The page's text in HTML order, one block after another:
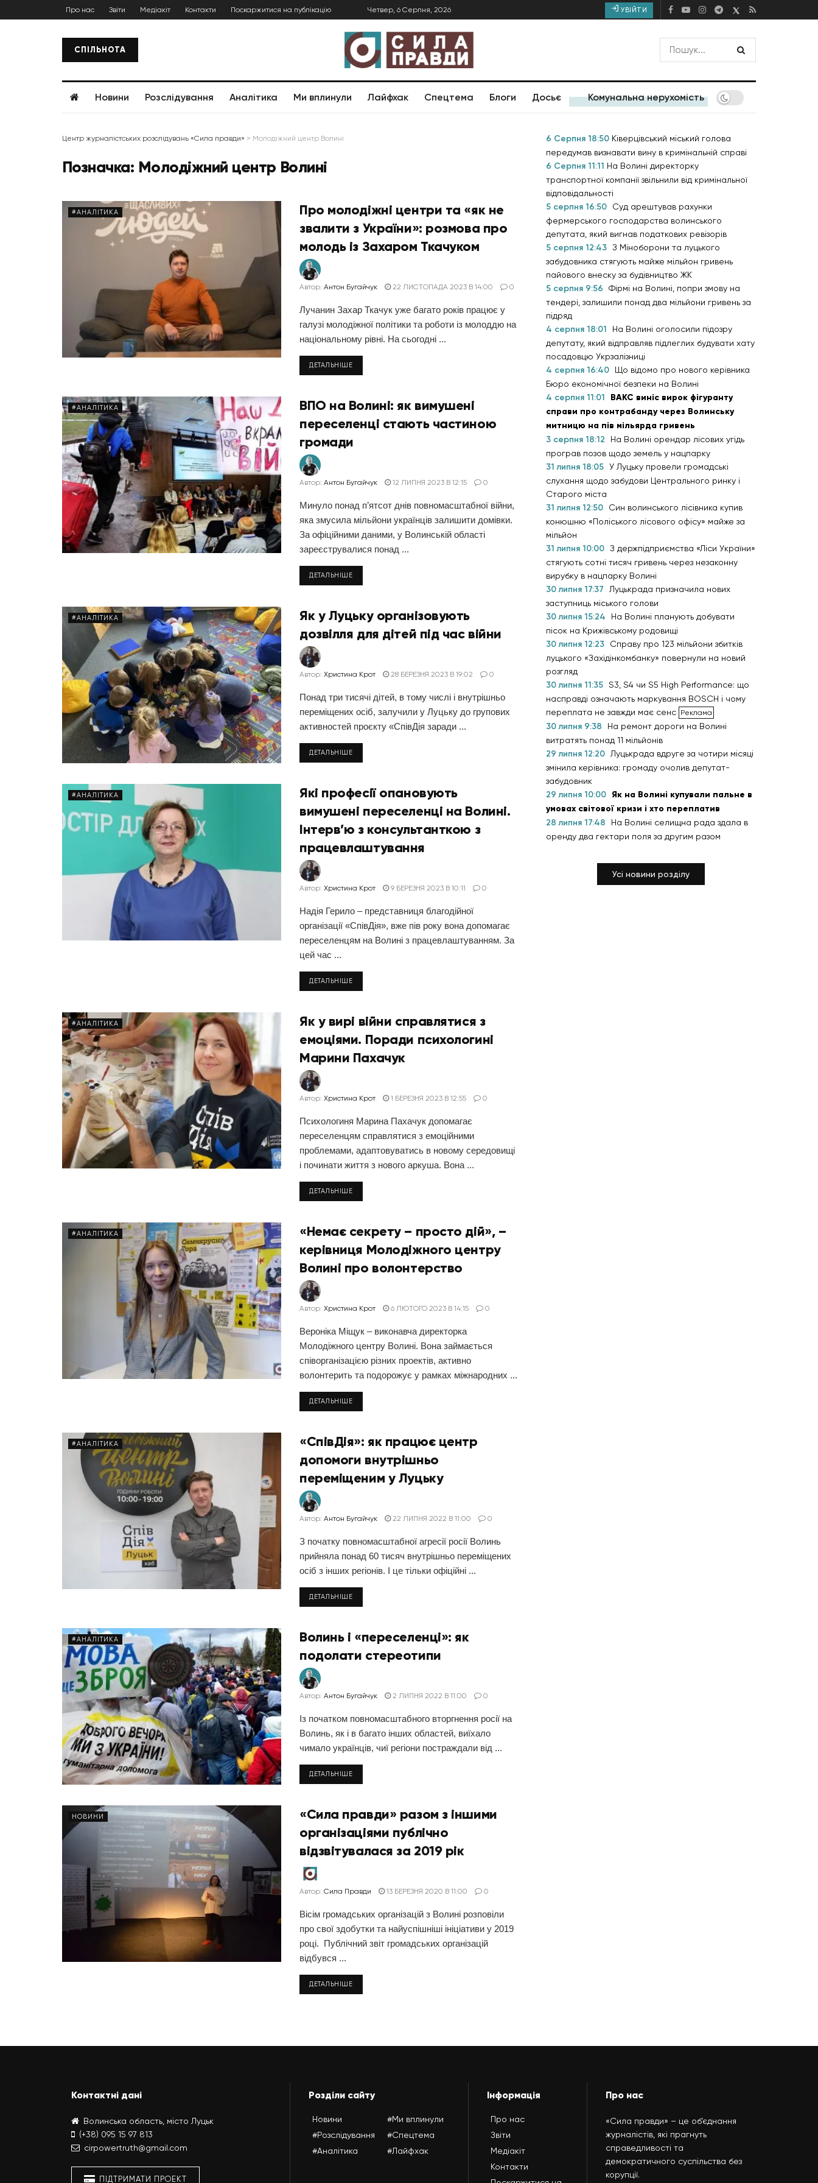
Про нас Звіти Медіакіт Контакти Поскаржитися на публікацію Четвер, 6 Серпня, 2026 УВІЙТИ
СПІЛЬНОТА
Новини Розслідування Аналітика Ми вплинули Лайфхак Спецтема Блоги Досьє Комунальна нерухомість
Центр журналістських розслідувань «Сила правди» > Молодіжний центр Волині
Позначка: Молодіжний центр Волині
#АНАЛІТИКА
Про молодіжні центри та «як не
звалити з України»: розмова про
молодь із Захаром Ткачуком
Автор: Антон Бугайчук 22 ЛИСТОПАДА 2023 В 14:00 0
Лучанин Захар Ткачук уже багато років працює у
галузі молодіжної політики та роботи із молоддю на
національному рівні. На сьогодні ...
ДЕТАЛЬНІШЕ
#АНАЛІТИКА
ВПО на Волині: як вимушені
переселенці стають частиною
громади
Автор: Антон Бугайчук 12 ЛИПНЯ 2023 В 12:15 0
Минуло понад п’ятсот днів повномасштабної війни,
яка змусила мільйони українців залишити домівки.
За офіційними даними, у Волинській області
зареєструвалися понад ...
ДЕТАЛЬНІШЕ
#АНАЛІТИКА
Як у Луцьку організовують
дозвілля для дітей під час війни
Автор: Христина Крот 28 БЕРЕЗНЯ 2023 В 19:02 0
Понад три тисячі дітей, в тому числі і внутрішньо
переміщених осіб, залучили у Луцьку до групових
активностей проєкту «СпівДія заради ...
ДЕТАЛЬНІШЕ
#АНАЛІТИКА
Які професії опановують
вимушені переселенці на Волині.
Інтерв’ю з консультанткою з
працевлаштування
Автор: Христина Крот 9 БЕРЕЗНЯ 2023 В 10:11 0
Надія Герило – представниця благодійної
організації «СпівДія», вже пів року вона допомагає
переселенцям на Волині з працевлаштуванням. За
цей час ...
ДЕТАЛЬНІШЕ
#АНАЛІТИКА
Як у вирі війни справлятися з
емоціями. Поради психологині
Марини Пахачук
Автор: Христина Крот 1 БЕРЕЗНЯ 2023 В 12:55 0
Психологиня Марина Пахачук допомагає
переселенцям справлятися з емоційними
проблемами, адаптовуватись в новому середовищі
і починати життя з нового аркуша. Вона ...
ДЕТАЛЬНІШЕ
#АНАЛІТИКА
«Немає секрету – просто дій», –
керівниця Молодіжного центру
Волині про волонтерство
Автор: Христина Крот 6 ЛЮТОГО 2023 В 14:15 0
Вероніка Міщук – виконавча директорка
Молодіжного центру Волині. Вона займається
співорганізацією різних проектів, активно
волонтерить та подорожує у рамках міжнародних ...
ДЕТАЛЬНІШЕ
#АНАЛІТИКА
«СпівДія»: як працює центр
допомоги внутрішньо
переміщеним у Луцьку
Автор: Антон Бугайчук 22 ЛИПНЯ 2022 В 11:00 0
З початку повномасштабної агресії росії Волинь
прийняла понад 60 тисяч внутрішньо переміщених
осіб з інших регіонів. І це тільки офіційні ...
ДЕТАЛЬНІШЕ
#АНАЛІТИКА
Волинь і «переселенці»: як
подолати стереотипи
Автор: Антон Бугайчук 2 ЛИПНЯ 2022 В 11:00 0
Із початком повномасштабного вторгнення росії на
Волинь, як і в багато інших областей, виїхало
чимало українців, чиї регіони постраждали від ...
ДЕТАЛЬНІШЕ
НОВИНИ
«Сила правди» разом з іншими
організаціями публічно
відзвітувалася за 2019 рік
Автор: Сила Правди 13 БЕРЕЗНЯ 2020 В 11:00 0
Вісім громадських організацій з Волині розповіли
про свої здобутки та найуспішніші ініціативи у 2019
році. Публічний звіт громадських організацій
відбувся ...
ДЕТАЛЬНІШЕ
6 Серпня 18:50 Ківерцівський міський голова
передумав визнавати вину в кримінальній справі
6 Серпня 11:11 На Волині директорку
транспортної компанії звільнили від кримінальної
відповідальності
5 серпня 16:50
Суд арештував рахунки
фермерського господарства волинського
депутата, який вигнав податкових ревізорів
5 серпня 12:43 З Міноборони та луцького
забудовника стягують майже мільйон гривень
пайового внеску за будівництво ЖК
5 серпня 9:56
Фірмі на Волині, попри змову на
тендері, залишили понад два мільйони гривень за
підряд
4 серпня 18:01
На Волині оголосили підозру
депутату, який відправляв підлеглих будувати хату
посадовцю Укрзалізниці
4 серпня 16:40
Що відомо про нового керівника
Бюро економічної безпеки на Волині
4 серпня 11:01
ВАКС виніс вирок фігуранту
справи про контрабанду через Волинську
митницю на пів мільярда гривень
3 серпня 18:12
На Волині орендар лісових угідь
програв позов щодо земель у нацпарку
31 липня 18:05 У Луцьку провели громадські
слухання щодо забудови Центрального ринку і
Старого міста
31 липня 12:50
Син волинського лісівника купив
конюшню «Поліського лісового офісу» майже за
мільйон
31 липня 10:00 З держпідприємства «Ліси України»
стягують сотні тисяч гривень через незаконну
вирубку в нацпарку Волині
30 липня 17:37
Луцькрада призначила нових
заступниць міського голови
30 липня 15:24
На Волині планують добувати
пісок на Крижівському родовищі
30 липня 12:23
Справу про 123 мільйони збитків
луцького «Західінкомбанку» повернули на новий
розгляд
30 липня 11:35 S3, S4 чи S5 High Performance: що
насправді означають маркування BOSCH і чому
переплата не завжди має сенс
30 липня 9:38
На ремонт дороги на Волині
витратять понад 11 мільйонів
29 липня 12:20
Луцькрада вдруге за чотири місяці
змінила керівника: громаду очолив депутат-
забудовник
29 липня 10:00 Як на Волині купували пальне в
умовах світової кризи і хто переплатив
28 липня 17:48
На Волині селищна рада здала в
оренду два гектари поля за другим разом
Усі новини розділу
Контактні дані
Волинська область, місто Луцьк
(+38) 095 15 97 813
cirpowertruth@gmail.com
ПІДТРИМАТИ ПРОЕКТ
Розділи сайту
Новини
#Розслідування
#Аналітика
#Ми вплинули
#Спецтема
#Лайфхак
Інформація
Про нас
Звіти
Медіакіт
Контакти
Про нас
«Сила правди» – це об’єднання
журналістів, які прагнуть
справедливості та
демократичного суспільства без
корупції.